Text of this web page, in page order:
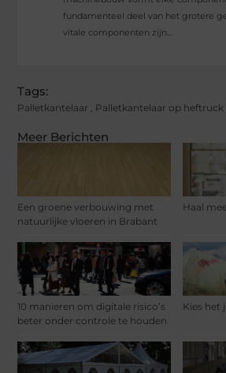
Meer Berichten
Een groene verbouwing met
natuurlijke vloeren in Brabant
Haal
10 manieren om digitale risico’s
beter onder controle te houden
Kies het
fundamenteel deel van het grotere
vitale componenten zijn...
Tags:
Palletkantelaar Palletkantelaar op heftruck